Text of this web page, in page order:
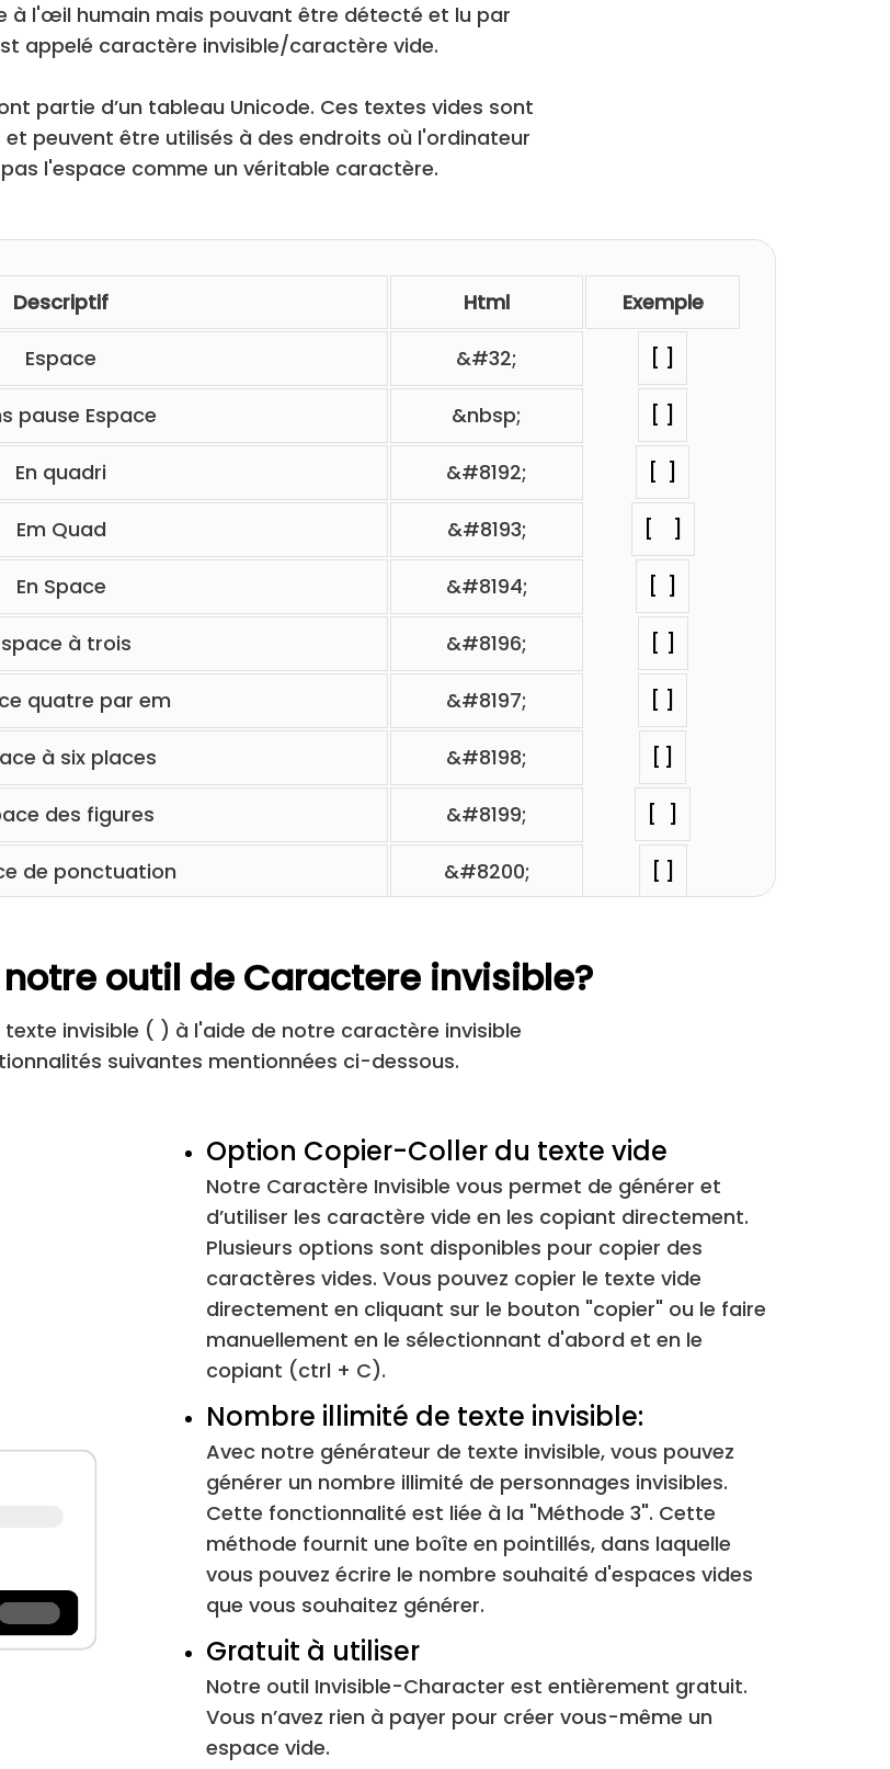
à l'œil humain mais pouvant être détecté et lu par
appelé caractère invisible/caractère vide.
partie d’un tableau Unicode. Ces textes vides sont
peuvent être utilisés à des endroits où l'ordinateur
l'espace comme un véritable caractère.
Descriptif Html Exemple
Espace &#32; ⁢[ ]
pause Espace &nbsp; ⁢[ ]
En quadri &#8192; ⁢[ ]
Em Quad &#8193; ⁢[ ]
En Space &#8194; ⁢[ ]
à trois &#8196; ⁢[ ]
quatre par em &#8197; ⁢[ ]
à six places &#8198; ⁢[ ]
des figures &#8199; ⁢[ ]
de ponctuation &#8200; ⁢[ ]
capillaire &#8202;
de ligne &#8232;
&#12288; ⁢[ ]
&#8195; ⁢[ ]
&#9632; ⁢[■]
&#9;
&#12; ⁢[ ]
&#28; ⁢[ ]
&#8203; ⁢[​]
sans largeur nulle &#8204;
&#8289; ⁢[⁡]
outil de Caractere invisible?
invisible ( ) à l'aide de notre caractère invisible
suivantes mentionnées ci-dessous.
Option Copier-Coller du texte vide
Notre Caractère Invisible vous permet de générer et
d’utiliser les caractère vide en les copiant directement.
Plusieurs options sont disponibles pour copier des
caractères vides. Vous pouvez copier le texte vide
directement en cliquant sur le bouton "copier" ou le faire
manuellement en le sélectionnant d'abord et en le
copiant (ctrl + C).
Nombre illimité de texte invisible:
Avec notre générateur de texte invisible, vous pouvez
générer un nombre illimité de personnages invisibles.
Cette fonctionnalité est liée à la "Méthode 3". Cette
méthode fournit une boîte en pointillés, dans laquelle
vous pouvez écrire le nombre souhaité d'espaces vides
que vous souhaitez générer.
Gratuit à utiliser
Notre outil Invisible-Character est entièrement gratuit.
Vous n’avez rien à payer pour créer vous-même un
espace vide.